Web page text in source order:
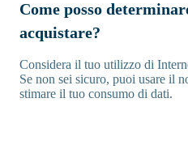
Come posso
acquistare?
Considera il tuo utilizzo di
Se non sei sicuro, puoi usare il
stimare il tuo consumo di dati.